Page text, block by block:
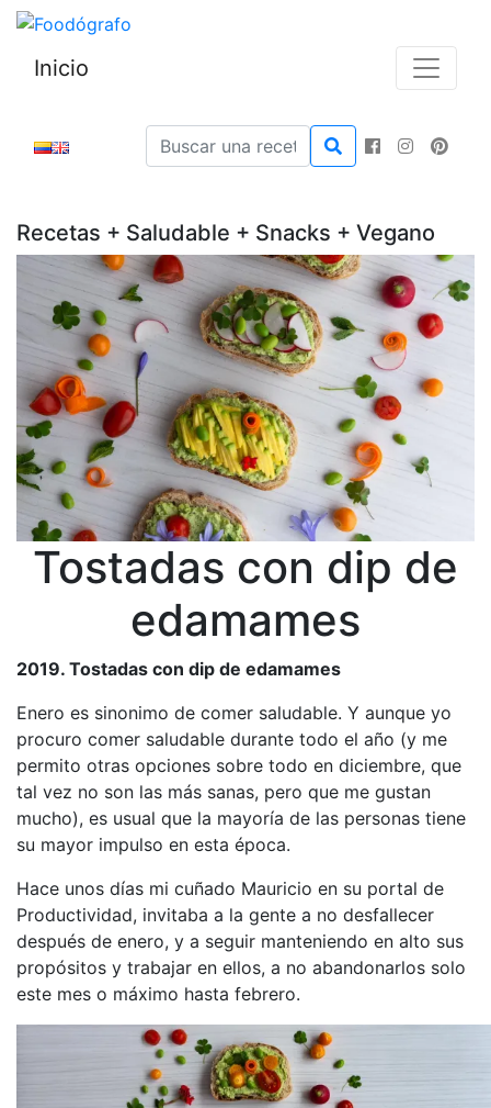
Inicio
Recetas + Saludable + Snacks + Vegano
Tostadas con dip de
edamames
2019. Tostadas con dip de edamames
Enero es sinonimo de comer saludable. Y aunque yo
procuro comer saludable durante todo el año (y me
permito otras opciones sobre todo en diciembre, que
tal vez no son las más sanas, pero que me gustan
mucho), es usual que la mayoría de las personas tiene
su mayor impulso en esta época.
Hace unos días mi cuñado Mauricio en su portal de
Productividad, invitaba a la gente a no desfallecer
después de enero, y a seguir manteniendo en alto sus
propósitos y trabajar en ellos, a no abandonarlos solo
este mes o máximo hasta febrero.